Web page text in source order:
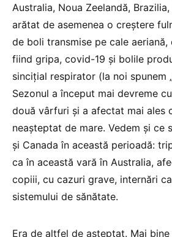
Australia, Noua Zeelandă,
arătat de asemenea o creștere
de boli transmise pe cale aeriană,
fiind gripa, covid-19 și bolile
sincițial respirator (la noi spunem
Sezonul a început mai devreme
două vârfuri și a afectat mai ales
neașteptat de mare. Vedem și ce
și Canada în această perioadă:
ca în această vară în Australia,
copiii, cu cazuri grave, internări
sistemului de sănătate.
Era de altfel de așteptat. Mai